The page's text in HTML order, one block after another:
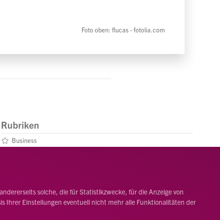
Foto oben: flucas - fotolia.com
Rubriken
Business
solche, die für Statistikzwecke, für die Anzeige von
Ihrer Einstellungen eventuell nicht mehr alle Funktionalitäten der